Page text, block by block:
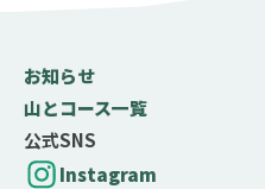
お知らせ
山とコース一覧
公式SNS
Instagram